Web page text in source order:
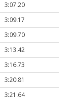
3:07.20
3:09.17
3:09.70
3:13.42
3:16.73
3:20.81
3:21.64